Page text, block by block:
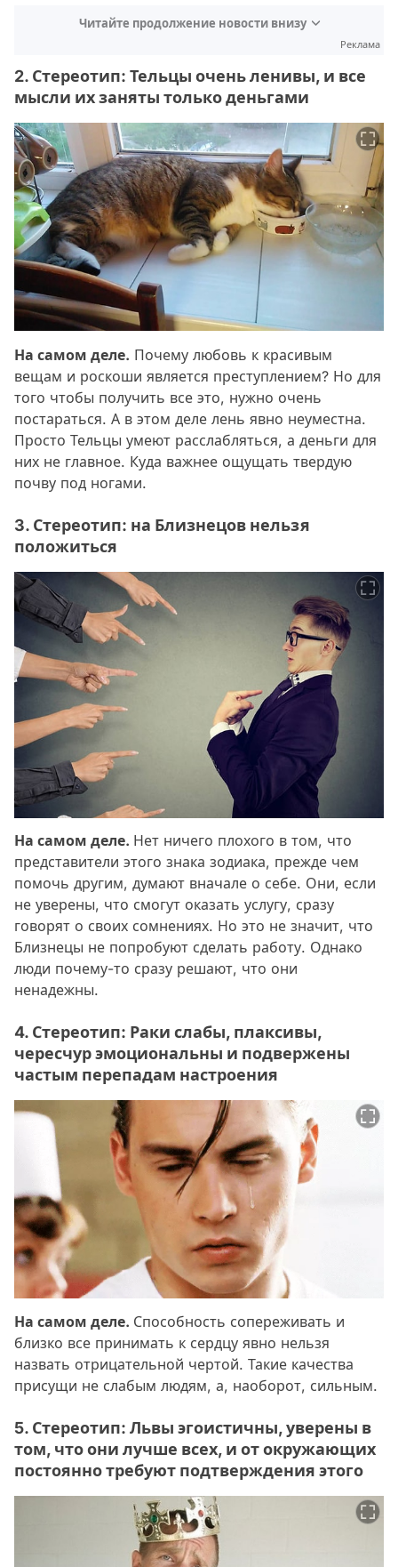
Читайте продолжение новости внизу
Реклама
2. Стереотип: Тельцы очень ленивы, и все
мысли их заняты только деньгами
На самом деле. Почему любовь к красивым
вещам и роскоши является преступлением? Но для
того чтобы получить все это, нужно очень
постараться. А в этом деле лень явно неуместна.
Просто Тельцы умеют расслабляться, а деньги для
них не главное. Куда важнее ощущать твердую
почву под ногами.
3. Стереотип: на Близнецов нельзя
положиться
На самом деле. Нет ничего плохого в том, что
представители этого знака зодиака, прежде чем
помочь другим, думают вначале о себе. Они, если
не уверены, что смогут оказать услугу, сразу
говорят о своих сомнениях. Но это не значит, что
Близнецы не попробуют сделать работу. Однако
люди почему-то сразу решают, что они
ненадежны.
4. Стереотип: Раки слабы, плаксивы,
чересчур эмоциональны и подвержены
частым перепадам настроения
На самом деле. Способность сопереживать и
близко все принимать к сердцу явно нельзя
назвать отрицательной чертой. Такие качества
присущи не слабым людям, а, наоборот, сильным.
5. Стереотип: Львы эгоистичны, уверены в
том, что они лучше всех, и от окружающих
постоянно требуют подтверждения этого